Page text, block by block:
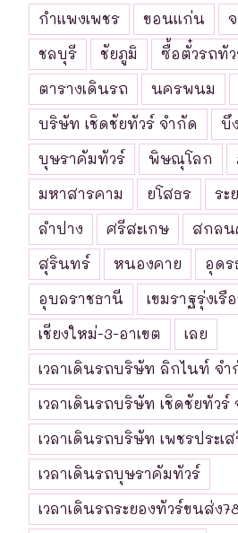
กำแพงเพชร
ขอนแก่น
ชลบุรี
ชัยภูมิ ซื้อตั๋วรถทั
ตารางเดินรถ
นครพนม
บริษัท เชิดชัยทัวร์ จำกัด
บึ
บุษราคัมทัวร์
พิษณุโลก
มหาสารคาม
ยโสธร ระ
ลำปาง
ศรีสะเกษ สกลน
สุรินทร์
หนองคาย
อุดร
อุบลราชธานี
เขมราฐรุ่งเรื
เชียงใหม่-3-อาเขต
เลย
เวลาเดินรถบริษัท ลิกไนท์ จำ
เวลาเดินรถบริษัท เชิดชัยทัวร์
เวลาเดินรถบริษัท เพชรประเ
เวลาเดินรถบุษราคัมทัวร์
เวลาเดินรถระยองทัวร์ขนส่ง